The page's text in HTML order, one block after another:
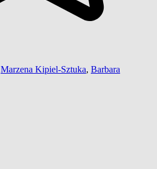
Marzena Kipiel-Sztuka, Barbara